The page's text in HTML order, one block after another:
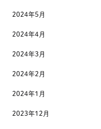
2024年5月
2024年4月
2024年3月
2024年2月
2024年1月
2023年12月